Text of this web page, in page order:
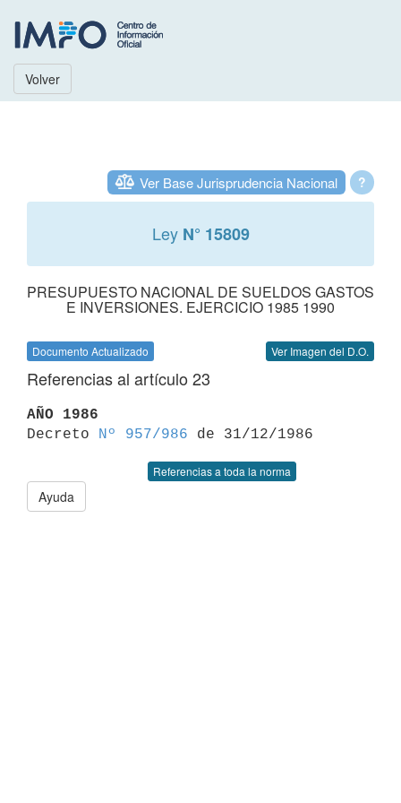
Volver
?
Ver Base Jurisprudencia Nacional
Ley N° 15809
PRESUPUESTO NACIONAL DE SUELDOS GASTOS
E INVERSIONES. EJERCICIO 1985 1990
Documento Actualizado Ver Imagen del D.O.
Referencias al artículo 23
AÑO 1986
Decreto
Nº 957/986
Referencias a toda la norma
Ayuda